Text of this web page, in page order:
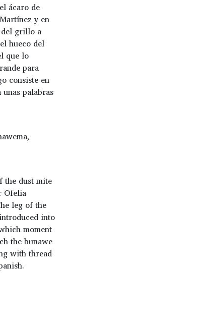
ácaro de
y en
del grillo a
hueco del
que lo
para
consiste en
palabras
the dust mite
Ofelia
leg of the
into
moment
the bunawe
with thread